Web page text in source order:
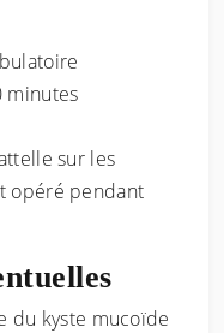
minutes
sur les
opéré pendant
du kyste mucoïde